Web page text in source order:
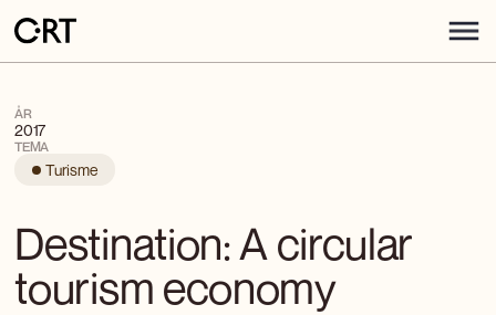
ÅR
2017
TEMA
Turisme
Destination: A circular
tourism economy